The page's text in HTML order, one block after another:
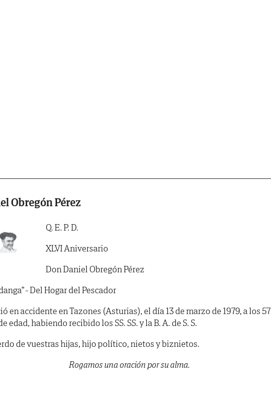
Obregón Pérez
Q. E. P. D.
XLVI Aniversario
Don Daniel Obregón Pérez
- Del Hogar del Pescador
en accidente en Tazones (Asturias), el día 13 de marzo de 1979, a los 57
edad, habiendo recibido los SS. SS. y la B. A. de S. S.
de vuestras hijas, hijo político, nietos y biznietos.
Rogamos una oración por su alma.